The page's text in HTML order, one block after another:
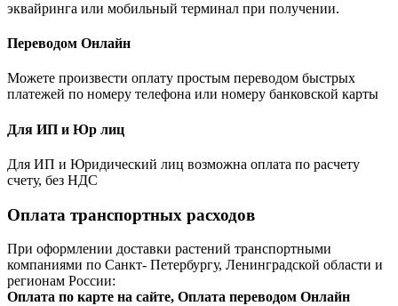
эквайринга или мобильный терминал при получении.
Переводом Онлайн
Можете произвести оплату простым переводом быстрых
платежей по номеру телефона или номеру банковской карты
Для ИП и Юр лиц
Для ИП и Юридический лиц возможна оплата по расчету
счету, без НДС
Оплата транспортных расходов
При оформлении доставки растений транспортными
компаниями по Санкт- Петербургу, Ленинградской области и
регионам России:
Оплата по карте на сайте, Оплата переводом Онлайн